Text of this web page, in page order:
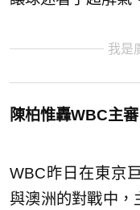
我是
陳柏惟轟WBC主
WBC昨日在東京
與澳洲的對戰中，